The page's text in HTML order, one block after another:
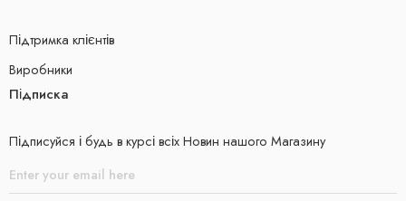
Підтримка клієнтів
Виробники
Підписка
Підписуйся і будь в курсі всіх Новин нашого Магазину